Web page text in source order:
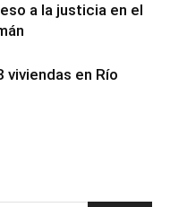
a la justicia en el
en Río